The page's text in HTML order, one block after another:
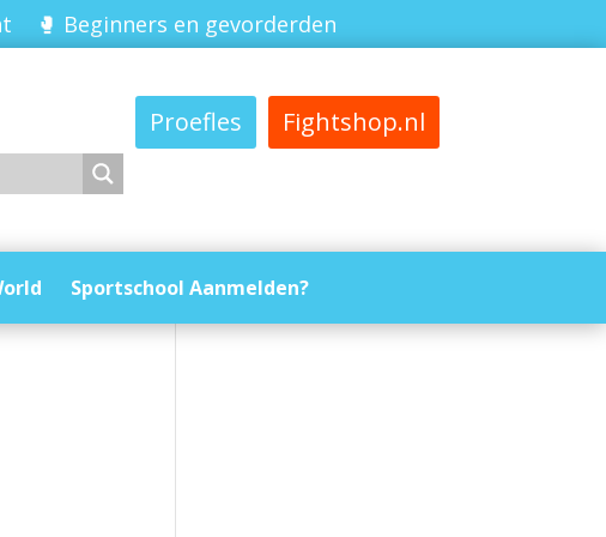
🥊 Beginners en gevorderden
Proefles Fightshop.nl
Sportschool Aanmelden?